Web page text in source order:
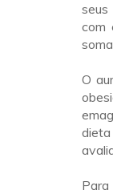
seus
com
O